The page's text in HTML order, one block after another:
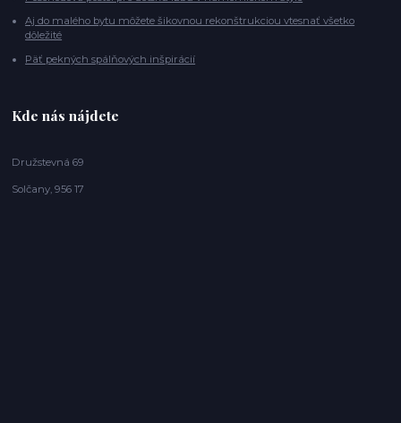
Aj do malého bytu môžete šikovnou rekonštrukciou vtesnať všetko
dôležité
Päť pekných spálňových inšpirácií
Kde nás nájdete
Družstevná 69
Solčany, 956 17